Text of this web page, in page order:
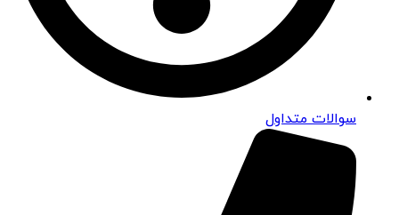
سوالات متداول